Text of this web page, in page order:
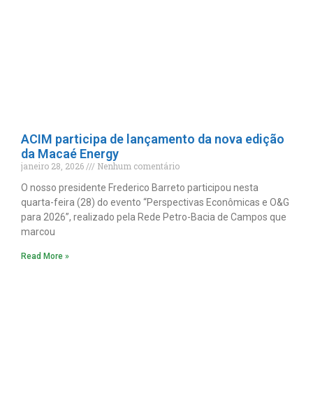
ACIM participa de lançamento da nova edição
da Macaé Energy
janeiro 28, 2026
Nenhum comentário
O nosso presidente Frederico Barreto participou nesta
quarta-feira (28) do evento “Perspectivas Econômicas e O&G
para 2026”, realizado pela Rede Petro-Bacia de Campos que
marcou
Read More »